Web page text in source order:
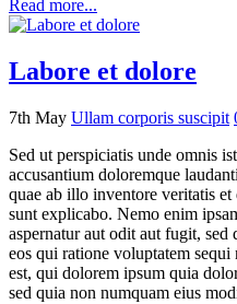
Read more...
Labore et dolore
7th May Ullam corporis suscipit
Sed ut perspiciatis unde omnis
accusantium doloremque
quae ab illo inventore veritatis et
sunt explicabo. Nemo enim
aspernatur aut odit aut fugit,
eos qui ratione voluptatem
est, qui dolorem ipsum quia
sed quia non numquam eius